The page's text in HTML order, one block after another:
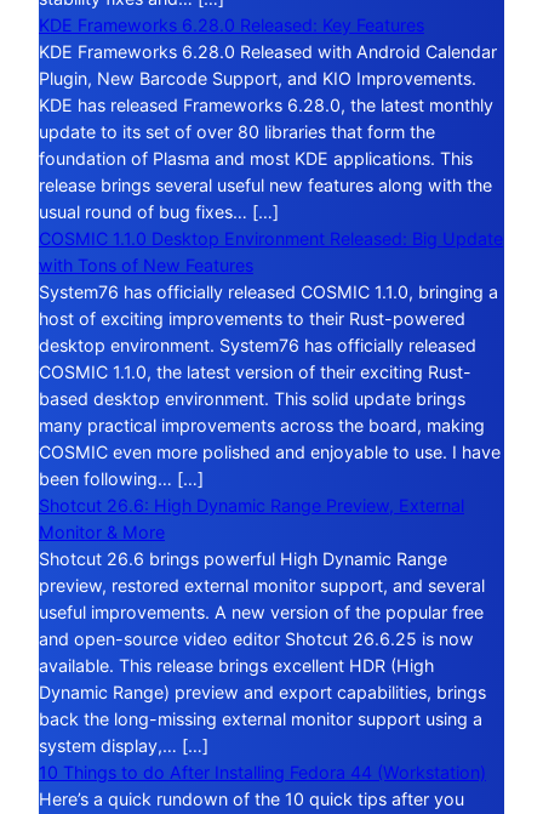
KDE Frameworks 6.28.0 Released: Key Features
KDE Frameworks 6.28.0 Released with Android Calendar
Plugin, New Barcode Support, and KIO Improvements.
KDE has released Frameworks 6.28.0, the latest monthly
update to its set of over 80 libraries that form the
foundation of Plasma and most KDE applications. This
release brings several useful new features along with the
usual round of bug fixes… […]
COSMIC 1.1.0 Desktop Environment Released: Big Update
with Tons of New Features
System76 has officially released COSMIC 1.1.0, bringing a
host of exciting improvements to their Rust-powered
desktop environment. System76 has officially released
COSMIC 1.1.0, the latest version of their exciting Rust-
based desktop environment. This solid update brings
many practical improvements across the board, making
COSMIC even more polished and enjoyable to use. I have
been following… […]
Shotcut 26.6: High Dynamic Range Preview, External
Monitor & More
Shotcut 26.6 brings powerful High Dynamic Range
preview, restored external monitor support, and several
useful improvements. A new version of the popular free
and open-source video editor Shotcut 26.6.25 is now
available. This release brings excellent HDR (High
Dynamic Range) preview and export capabilities, brings
back the long-missing external monitor support using a
system display,… […]
10 Things to do After Installing Fedora 44 (Workstation)
Here’s a quick rundown of the 10 quick tips after you